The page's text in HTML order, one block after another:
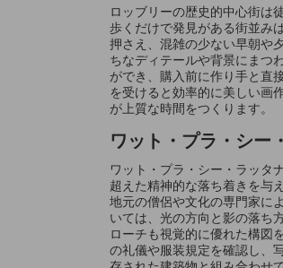
ロッブリーの歴史的中心街は
歩くだけで発見がある街並み
押さえ、混雑の少ない早朝や
ちなディテールや背景にまつ
ができ、購入前に作り手と直
を受けると効率的に美しい画
が上質な時間をつくります。
ワット・プラ・シー
ワット・プラ・シー・ラッタ
超えた精神的な落ち着きを与
地元の僧侶や文化の専門家に
いては、光の方向と影の落ち
ローチも視覚的に優れた構図
の礼儀や服装規定を確認し、